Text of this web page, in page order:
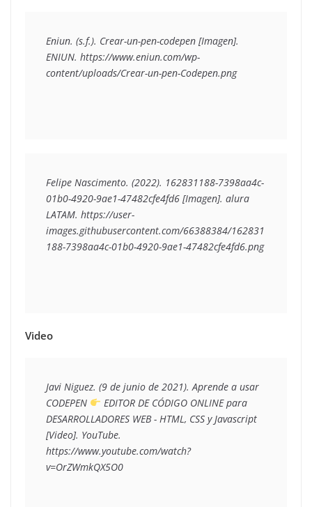
Eniun. (s.f.). Crear-un-pen-codepen [Imagen].
ENIUN. https://www.eniun.com/wp-
content/uploads/Crear-un-pen-Codepen.png
Felipe Nascimento. (2022). 162831188-7398aa4c-
01b0-4920-9ae1-47482cfe4fd6 [Imagen]. alura
LATAM. https://user-
images.githubusercontent.com/66388384/162831
188-7398aa4c-01b0-4920-9ae1-47482cfe4fd6.png
Video
Javi Niguez. (9 de junio de 2021). Aprende a usar
CODEPEN
EDITOR DE CÓDIGO ONLINE para
DESARROLLADORES WEB - HTML, CSS y Javascript
[Video]. YouTube.
https://www.youtube.com/watch?
v=OrZWmkQX5O0